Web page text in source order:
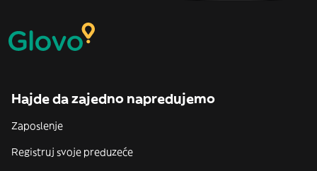
Hajde da zajedno napredujemo
Zaposlenje
Registruj svoje preduzeće